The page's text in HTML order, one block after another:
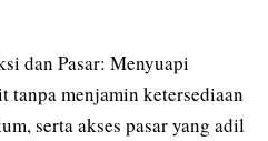
dan Pasar: Menyuapi
tanpa menjamin ketersediaan
serta akses pasar yang adil